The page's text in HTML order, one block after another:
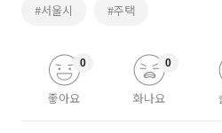
#서울시 #주택
좋아요
0
화나요
0